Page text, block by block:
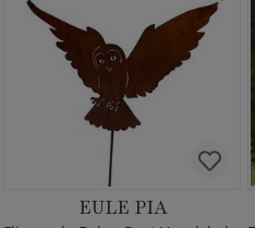
EULE PIA